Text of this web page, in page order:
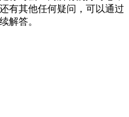
有其他任何疑问，可以通过
解答。